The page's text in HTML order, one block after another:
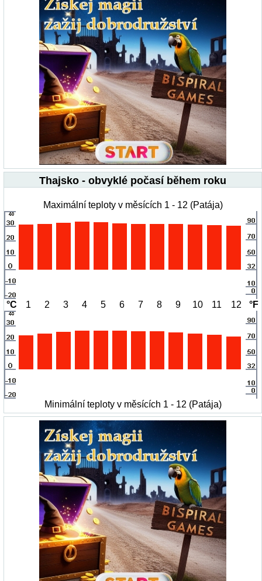
Thajsko - obvyklé počasí během roku
Maximální teploty v měsících 1 - 12 (Patája)
°C 1 2 3 4 5 6 7 8 9 10 11 12 °F
Minimální teploty v měsících 1 - 12 (Patája)